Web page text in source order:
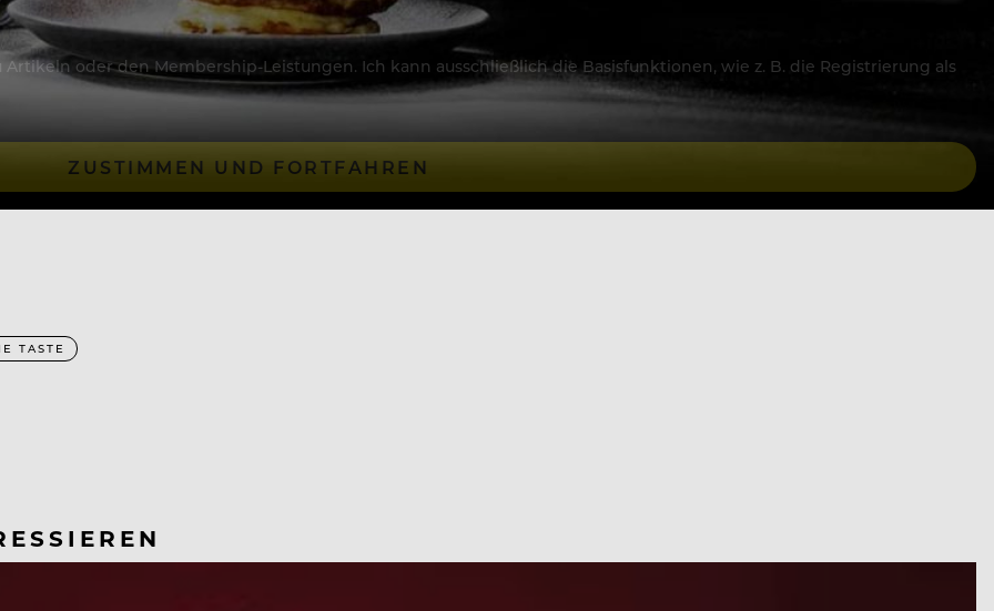
oder den Membership-Leistungen. Ich kann ausschließlich die Basisfunktionen, wie z. B. die Registrierung als
ZUSTIMMEN UND FORTFAHREN
TASTE